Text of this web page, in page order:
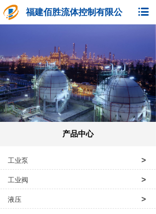
产品中心
工业泵 >
工业阀 >
液压 >
福建佰胜流体控制有限公
司